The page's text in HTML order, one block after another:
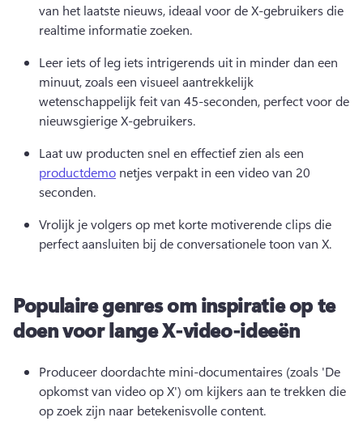
van het laatste nieuws, ideaal voor de X-gebruikers die
realtime informatie zoeken.
Leer iets of leg iets intrigerends uit in minder dan een
minuut, zoals een visueel aantrekkelijk
wetenschappelijk feit van 45-seconden, perfect voor de
nieuwsgierige X-gebruikers.
Laat uw producten snel en effectief zien als een
productdemo netjes verpakt in een video van 20
seconden.
Vrolijk je volgers op met korte motiverende clips die
perfect aansluiten bij de conversationele toon van X.
Populaire genres om inspiratie op te
doen voor lange X-video-ideeën
Produceer doordachte mini-documentaires (zoals 'De
opkomst van video op X') om kijkers aan te trekken die
op zoek zijn naar betekenisvolle content.